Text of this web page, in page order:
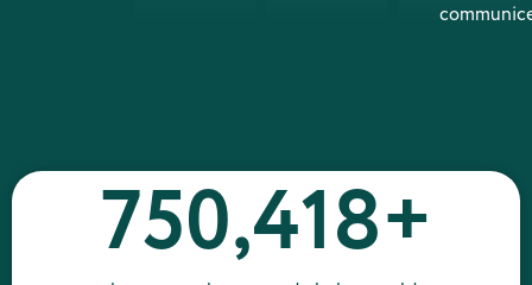
750,418+